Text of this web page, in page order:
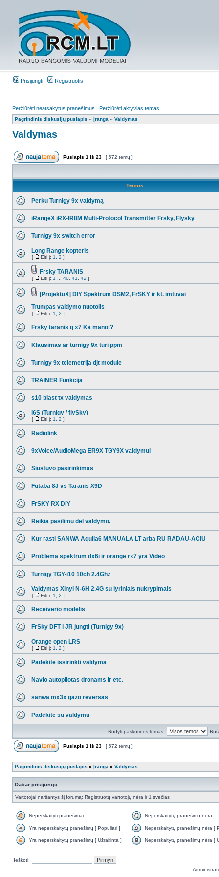
Prisijungti Registruotis
Peržiūrėti neatsakytus pranešimus | Peržiūrėti aktyvias temas
Pagrindinis diskusijų puslapis » Įranga » Valdymas
Valdymas
Puslapis 1 iš 23 [ 672 temų ]
Temos
Perku Turnigy 9x valdymą
iRangeX iRX-IR8M Multi-Protocol Transmitter Frsky, Flysky
Turnigy 9x switch error
Long Range kopteris
[ Eiti į: 1 2 ]
Frsky TARANIS
[ Eiti į: 1 40 41 42 ]
[ProjektuX] DIY Spektrum DSM2, FrSKY ir kt. imtuvai
Trumpas valdymo nuotolis
[ Eiti į: 1 2 ]
Frsky taranis q x7 Ka manot?
Klausimas ar turnigy 9x turi ppm
Turnigy 9x telemetrija djt module
TRAINER Funkcija
s10 blast tx valdymas
i6S (Turnigy / flySky)
[ Eiti į: 1 2 ]
Radiolink
9xVoice/AudioMega ER9X TGY9X valdymui
Siustuvo pasirinkimas
Futaba 8J vs Taranis X9D
FrSKY RX DIY
Reikia pasilimu del valdymo.
Kur rasti SANWA Aquila6 MANUALA LT arba RU RADAU-ACIU
Problema spektrum dx6i ir orange rx7 yra Video
Turnigy TGY-i10 10ch 2.4Ghz
Valdymas Xinyi N-6H 2.4G su lyriniais nukrypimais
[ Eiti į: 1 2 ]
Receiverio modelis
FrSky DFT i JR jungti (Turnigy 9x)
Orange open LRS
[ Eiti į: 1 2 ]
Padekite issirinkti valdyma
Navio autopilotas dronams ir etc.
sanwa mx3x gazo reversas
Padekite su valdymu
Rodyti paskutines temas:
Puslapis 1 iš 23 [ 672 temų ]
Pagrindinis diskusijų puslapis » Įranga » Valdymas
Dabar prisijungę
Vartotojai naršantys šį forumą: Registruotų vartotojų nėra ir 1 svečias
Neperskaityti pranešimai Neperskaitytų pranešimų nėra
Yra neperskaitytų pranešimų [ Populiari ] Neperskaitytų pranešimų nėra [
Yra neperskaitytų pranešimų [ Užrakinta ] Neperskaitytų pranešimų nėra [
Ieškoti: